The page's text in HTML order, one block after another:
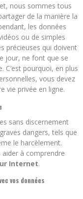
nous sommes tous
de la manière la
les données
ou de simples
précieuses qui doivent
jour, ne font que se
C’est pourquoi, en plus
vous devez
vie privée en ligne.
sans discernement
dangers, tels que
le harcèlement.
à comprendre
Internet.
vos données